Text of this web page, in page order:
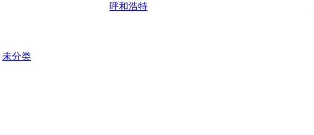
呼和浩特
未分类